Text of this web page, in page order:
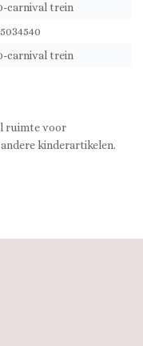
carnival trein
carnival trein
ruimte voor
kinderartikelen.